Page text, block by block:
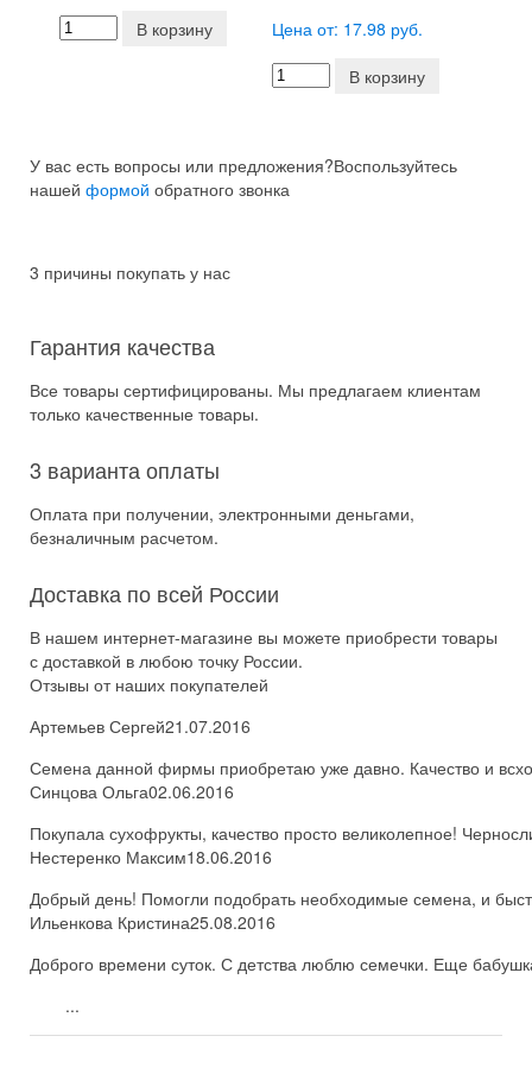
В корзину
Цена от: 17.98 руб.
В корзину
У вас есть вопросы или предложения?Воспользуйтесь
нашей формой обратного звонка
3 причины покупать у нас
Гарантия качества
Все товары сертифицированы. Мы предлагаем клиентам
только качественные товары.
3 варианта оплаты
Оплата при получении, электронными деньгами,
безналичным расчетом.
Доставка по всей России
В нашем интернет-магазине вы можете приобрести товары
с доставкой в любою точку России.
Отзывы от наших покупателей
Артемьев Сергей21.07.2016
Семена данной фирмы приобретаю уже давно. Качество и
Синцова Ольга02.06.2016
Покупала сухофрукты, качество просто великолепное!
Нестеренко Максим18.06.2016
Добрый день! Помогли подобрать необходимые семена, и
Ильенкова Кристина25.08.2016
Доброго времени суток. С детства люблю семечки. Еще
...